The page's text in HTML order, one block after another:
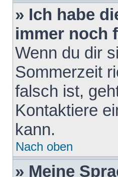
» Ich habe
immer noch
Wenn du dir
Sommerzeit
falsch ist,
Kontaktiere
kann.
Nach oben
» Meine